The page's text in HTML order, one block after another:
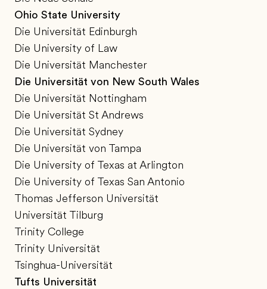
Ohio State University
Die Universität Edinburgh
Die University of Law
Die Universität Manchester
Die Universität von New South Wales
Die Universität Nottingham
Die Universität St Andrews
Die Universität Sydney
Die Universität von Tampa
Die University of Texas at Arlington
Die University of Texas San Antonio
Thomas Jefferson Universität
Universität Tilburg
Trinity College
Trinity Universität
Tsinghua-Universität
Tufts Universität